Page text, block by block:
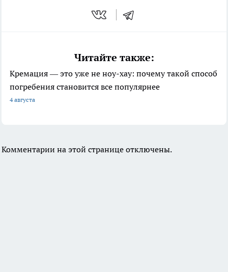
Читайте также:
Кремация — это уже не ноу-хау: почему такой способ
погребения становится все популярнее
4 августа
Комментарии на этой странице отключены.